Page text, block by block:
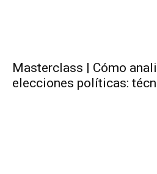
Masterclass | Cómo
elecciones políticas: